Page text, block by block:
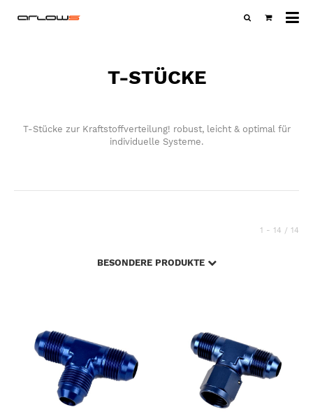
T-STÜCKE
T-Stücke zur Kraftstoffverteilung! robust, leicht & optimal für
individuelle Systeme.
1 - 14 / 14
BESONDERE PRODUKTE